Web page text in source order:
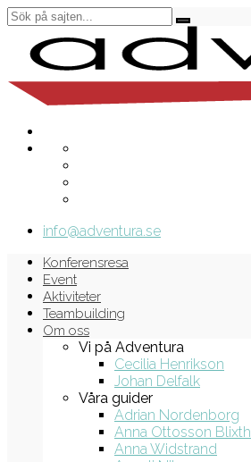
info@adventura.se
Konferensresa
Event
Aktiviteter
Teambuilding
Om oss
Vi på Adventura
Cecilia Henrikson
Johan Delfalk
Våra guider
Adrian Nordenborg
Anna Ottosson Blixth
Anna Widstrand